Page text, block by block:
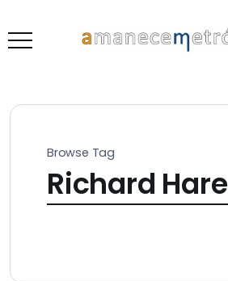
Browse Tag
Richard Hare